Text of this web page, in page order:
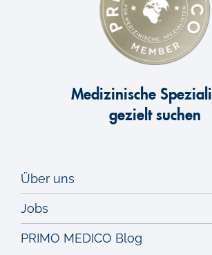
Medizinische
gezielt suchen
Über uns
Jobs
PRIMO MEDICO Blog